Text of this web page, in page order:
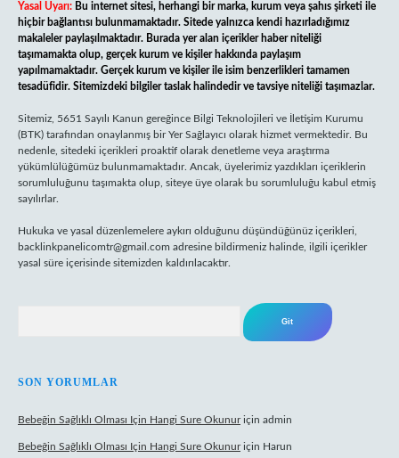
Yasal Uyarı: Bu internet sitesi, herhangi bir marka, kurum veya şahıs şirketi ile
hiçbir bağlantısı bulunmamaktadır. Sitede yalnızca kendi hazırladığımız
makaleler paylaşılmaktadır. Burada yer alan içerikler haber niteliği
taşımamakta olup, gerçek kurum ve kişiler hakkında paylaşım
yapılmamaktadır. Gerçek kurum ve kişiler ile isim benzerlikleri tamamen
tesadüfidir. Sitemizdeki bilgiler taslak halindedir ve tavsiye niteliği taşımazlar.
Sitemiz, 5651 Sayılı Kanun gereğince Bilgi Teknolojileri ve İletişim Kurumu
(BTK) tarafından onaylanmış bir Yer Sağlayıcı olarak hizmet vermektedir. Bu
nedenle, sitedeki içerikleri proaktif olarak denetleme veya araştırma
yükümlülüğümüz bulunmamaktadır. Ancak, üyelerimiz yazdıkları içeriklerin
sorumluluğunu taşımakta olup, siteye üye olarak bu sorumluluğu kabul etmiş
sayılırlar.
Hukuka ve yasal düzenlemelere aykırı olduğunu düşündüğünüz içerikleri,
backlinkpanelicomtr@gmail.com adresine bildirmeniz halinde, ilgili içerikler
yasal süre içerisinde sitemizden kaldırılacaktır.
SON YORUMLAR
Bebeğin Sağlıklı Olması Için Hangi Sure Okunuriçin admin
Bebeğin Sağlıklı Olması Için Hangi Sure Okunuriçin Harun